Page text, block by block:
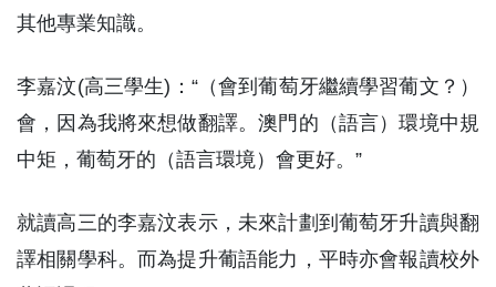
其他專業知識。
李嘉汶(高三學生)：“（會到葡萄牙繼續學習葡文？）
會，因為我將來想做翻譯。澳門的（語言）環境中規
中矩，葡萄牙的（語言環境）會更好。”
就讀高三的李嘉汶表示，未來計劃到葡萄牙升讀與翻
譯相關學科。而為提升葡語能力，平時亦會報讀校外